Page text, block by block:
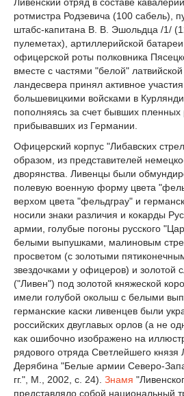
Ливенский отряд в составе
ротмистра Родзевича (100 сабель),
штабс-капитана В. В. Эшольдца /1/
пулеметах), артиллерийской
офицерской роты полковника
вместе с частями "белой"
ландесвера принял активное
большевицкими войсками в
пополняясь за счет бывших пленных
прибывавших из Германии.
Офицерский корпус "Либавских
образом, из представителей
дворянства. Ливенцы были
полевую военную форму цвета
верхом цвета "фельдграу" и
носили знаки различия и кокарды
армии, голубые погоны русского
белыми выпушками, малиновым
просветом (с золотыми
звездочками у офицеров) и золотой
("Ливен") под золотой княжеской
имели голубой околыш с белыми
германские каски ливенцев были
российских двуглавых орлов (а не
как ошибочно изображено на
рядового отряда Светлейшего князя
Дерябина "Белые армии Северо-
гг.", М., 2002, с. 24). Знамя
представляло собой национальный